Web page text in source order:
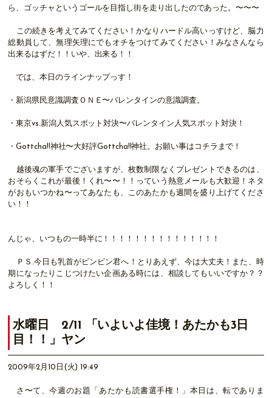
ら、ゴッチャというゴールを目指し街を走り出したのであった。〜〜〜
この続きを考えてみてください！かなりハードル高いっすけど、脳力
総動員して、無理矢理にでもオチをつけてみてください！みなさんなら
出来るはずだ！！いや、出来る！！
では、本日のラインナップっす！
・新潟県民意識調査ＯＮＥ〜バレンタインの意識調査。
・東京vs.新潟人気スポット対決〜バレンタイン人気スポット対決！
・Gottcha!!神社〜大好評Gottcha!!神社。お願い事はコチラまで！
越後魂の軍手でございますが、枚数制限なくプレゼントできるのは、
おそらくこれが最後！くれ〜〜！！っていう熱意メールも大歓迎！ネタ
がおもいつかね〜ってあなたも、このあたかも週間を盛り上げてくださ
い！！
んじゃ、いつもの一時半に！！！！！！！！！！！！！！！
ＰＳ.今日も乳首がビンビン君へ！とりあえず、今は大丈夫！また、時
期になったりこじつけたい企画ある時には、相談してもいいですか？？
よろしく！！
水曜日 2/11 「いよいよ佳境！あたかも3日
目！！」ヤン
2009年2月10日(火) 19:49
さ〜て、今週のお題「あたかも読書選手権！」本日は、転でありま